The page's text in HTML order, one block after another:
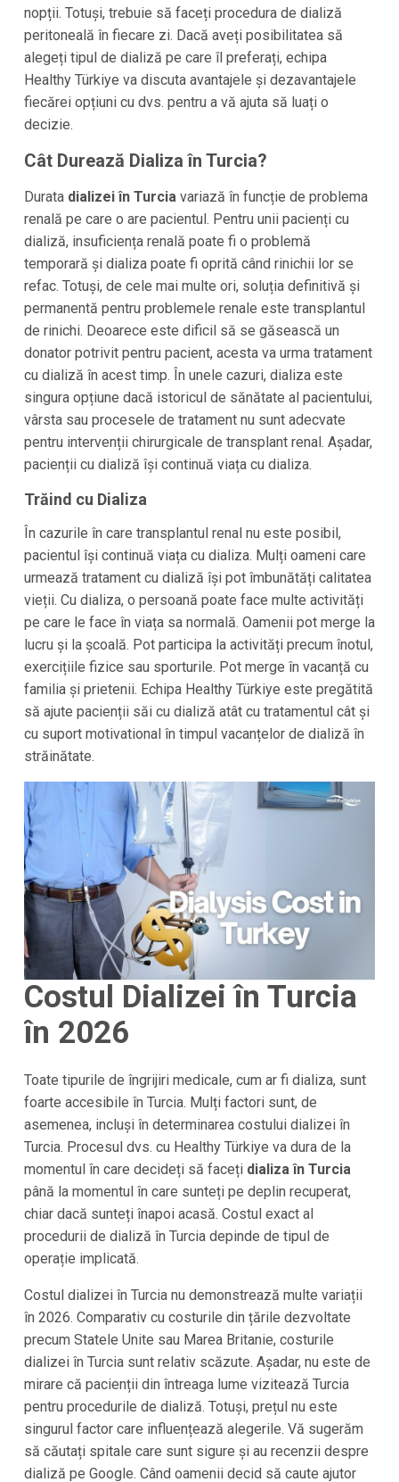
nopții. Totuși, trebuie să faceți procedura de dializă
peritoneală în fiecare zi. Dacă aveți posibilitatea să
alegeți tipul de dializă pe care îl preferați, echipa
Healthy Türkiye va discuta avantajele și dezavantajele
fiecărei opțiuni cu dvs. pentru a vă ajuta să luați o
decizie.
Cât Durează Dializa în Turcia?
Durata dializei în Turciavariază în funcție de problema
renală pe care o are pacientul. Pentru unii pacienți cu
dializă, insuficiența renală poate fi o problemă
temporară și dializa poate fi oprită când rinichii lor se
refac. Totuși, de cele mai multe ori, soluția definitivă și
permanentă pentru problemele renale este transplantul
de rinichi. Deoarece este dificil să se găsească un
donator potrivit pentru pacient, acesta va urma tratament
cu dializă în acest timp. În unele cazuri, dializa este
singura opțiune dacă istoricul de sănătate al pacientului,
vârsta sau procesele de tratament nu sunt adecvate
pentru intervenții chirurgicale de transplant renal. Așadar,
pacienții cu dializă își continuă viața cu dializa.
Trăind cu Dializa
În cazurile în care transplantul renal nu este posibil,
pacientul își continuă viața cu dializa. Mulți oameni care
urmează tratament cu dializă își pot îmbunătăți calitatea
vieții. Cu dializa, o persoană poate face multe activități
pe care le face în viața sa normală. Oamenii pot merge la
lucru și la școală. Pot participa la activități precum înotul,
exercițiile fizice sau sporturile. Pot merge în vacanță cu
familia și prietenii. Echipa Healthy Türkiye este pregătită
să ajute pacienții săi cu dializă atât cu tratamentul cât și
cu suport motivational în timpul vacanțelor de dializă în
străinătate.
Costul Dializei în Turcia
în 2026
Toate tipurile de îngrijiri medicale, cum ar fi dializa, sunt
foarte accesibile în Turcia. Mulți factori sunt, de
asemenea, incluși în determinarea costului dializei în
Turcia. Procesul dvs. cu Healthy Türkiye va dura de la
momentul în care decideți să faceți dializa în Turcia
până la momentul în care sunteți pe deplin recuperat,
chiar dacă sunteți înapoi acasă. Costul exact al
procedurii de dializă în Turcia depinde de tipul de
operație implicată.
Costul dializei în Turcianu demonstrează multe variații
în 2026. Comparativ cu costurile din țările dezvoltate
precum Statele Unite sau Marea Britanie, costurile
dializei în Turciasunt relativ scăzute. Așadar, nu este de
mirare că pacienții din întreaga lume vizitează Turcia
pentru procedurile de dializă. Totuși, prețul nu este
singurul factor care influențează alegerile. Vă sugerăm
să căutați spitale care sunt sigure și au recenzii despre
dializă pe Google. Când oamenii decid să caute ajutor